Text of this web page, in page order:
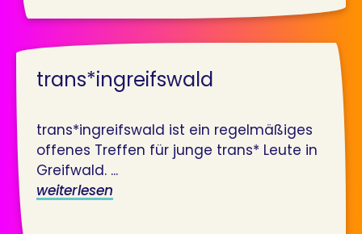
trans*ingreifswald
trans*ingreifswald ist ein regelmäßiges
offenes Treffen für junge trans* Leute in
Greifwald. ...
weiterlesen